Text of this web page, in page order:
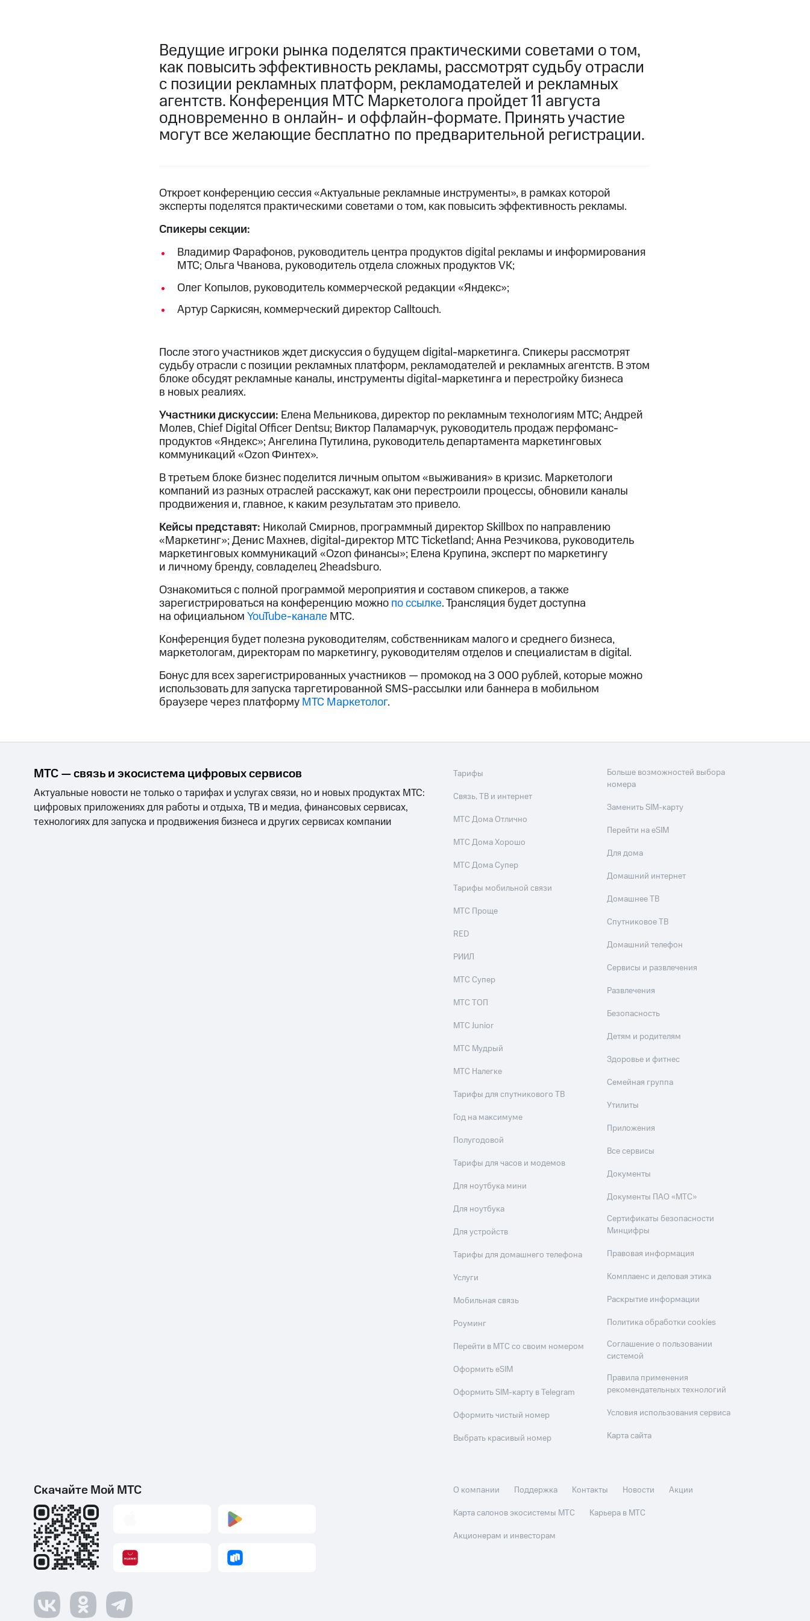
Ведущие игроки рынка поделятся практическими советами о том,
как повысить эффективность рекламы, рассмотрят судьбу отрасли
с позиции рекламных платформ, рекламодателей и рекламных
агентств. Конференция МТС Маркетолога пройдет 11 августа
одновременно в онлайн- и оффлайн-формате. Принять участие
могут все желающие бесплатно по предварительной регистрации.
Откроет конференцию сессия «Актуальные рекламные инструменты», в рамках которой
эксперты поделятся практическими советами о том, как повысить эффективность рекламы.
Спикеры секции:
Владимир Фарафонов, руководитель центра продуктов digital рекламы и информирования
МТС; Ольга Чванова, руководитель отдела сложных продуктов VK;
Олег Копылов, руководитель коммерческой редакции «Яндекс»;
Артур Саркисян, коммерческий директор Calltouch.
После этого участников ждет дискуссия о будущем digital-маркетинга. Спикеры рассмотрят
судьбу отрасли с позиции рекламных платформ, рекламодателей и рекламных агентств. В этом
блоке обсудят рекламные каналы, инструменты digital-маркетинга и перестройку бизнеса
в новых реалиях.
Участники дискуссии: Елена Мельникова, директор по рекламным технологиям МТС; Андрей
Молев, Chief Digital Officer Dentsu; Виктор Паламарчук, руководитель продаж перфоманс-
продуктов «Яндекс»; Ангелина Путилина, руководитель департамента маркетинговых
коммуникаций «Ozon Финтех».
В третьем блоке бизнес поделится личным опытом «выживания» в кризис. Маркетологи
компаний из разных отраслей расскажут, как они перестроили процессы, обновили каналы
продвижения и, главное, к каким результатам это привело.
Кейсы представят: Николай Смирнов, программный директор Skillbox по направлению
«Маркетинг»; Денис Махнев, digital-директор МТС Ticketland; Анна Резчикова, руководитель
маркетинговых коммуникаций «Ozon финансы»; Елена Крупина, эксперт по маркетингу
и личному бренду, совладелец 2headsburo.
Ознакомиться с полной программой мероприятия и составом спикеров, а также
зарегистрироваться на конференцию можнопо ссылке. Трансляция будет доступна
на официальномYouTube-канале МТС.
Конференция будет полезна руководителям, собственникам малого и среднего бизнеса,
маркетологам, директорам по маркетингу, руководителям отделов и специалистам в digital.
Бонус для всех зарегистрированных участников — промокод на 3 000 рублей, которые можно
использовать для запуска таргетированной SMS-рассылки или баннера в мобильном
браузере через платформуМТС Маркетолог.
МТС — связь и экосистема цифровых сервисов
Актуальные новости не только о тарифах и услугах связи, но и новых продуктах МТС:
цифровых приложениях для работы и отдыха, ТВ и медиа, финансовых сервисах,
технологиях для запуска и продвижения бизнеса и других сервисах компании
Тарифы
Связь, ТВ и интернет
МТС Дома Отлично
МТС Дома Хорошо
МТС Дома Супер
Тарифы мобильной связи
МТС Проще
RED
РИИЛ
МТС Супер
МТС ТОП
МТС Junior
МТС Мудрый
МТС Налегке
Тарифы для спутникового ТВ
Год на максимуме
Полугодовой
Тарифы для часов и модемов
Для ноутбука мини
Для ноутбука
Для устройств
Тарифы для домашнего телефона
Услуги
Мобильная связь
Роуминг
Перейти в МТС со своим номером
Оформить eSIM
Оформить SIM-карту в Telegram
Оформить чистый номер
Выбрать красивый номер
Больше возможностей выбора
номера
Заменить SIM-карту
Перейти на eSIM
Для дома
Домашний интернет
Домашнее ТВ
Спутниковое ТВ
Домашний телефон
Сервисы и развлечения
Развлечения
Безопасность
Детям и родителям
Здоровье и фитнес
Семейная группа
Утилиты
Приложения
Все сервисы
Документы
Документы ПАО «МТС»
Сертификаты безопасности
Минцифры
Правовая информация
Комплаенс и деловая этика
Раскрытие информации
Политика обработки cookies
Соглашение о пользовании
системой
Правила применения
рекомендательных технологий
Условия использования сервиса
Карта сайта
Скачайте Мой МТС О компании Поддержка Контакты Новости
Акции
Карта салонов экосистемы МТС
Карьера в МТС
Акционерам и инвесторам